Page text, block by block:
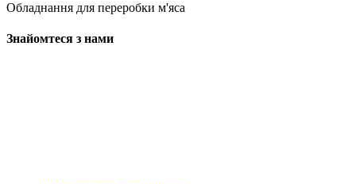
Обладнання для переробки м'яса
Знайомтеся з нами